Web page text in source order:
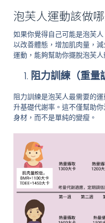
泡芙人運動該做
如果你覺得自己可能是泡芙
以改善體態，增加肌肉量，
運動，能夠幫助你擺脫泡芙
阻力訓練（重量
阻力訓練是泡芙人最需要的
升基礎代謝率。這不僅幫助
身材，而不是單純的變瘦。